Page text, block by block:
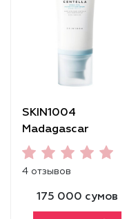
SKIN1004
Madagascar
Centella Hyalu-Cica
Water-Fit Sun
PA++++
4 отзывов
175 000 сумов